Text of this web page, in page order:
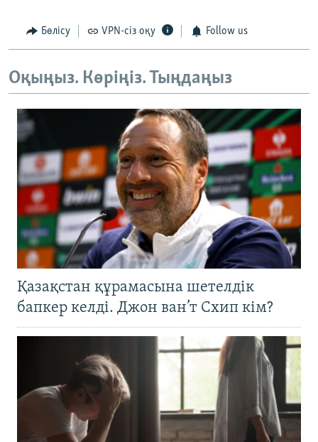
Бөлісу VPN-сіз оқу Follow us
Оқыңыз. Көріңіз. Тыңдаңыз
Қазақстан құрамасына шетелдік
бапкер келді. Джон ван’т Схип кім?